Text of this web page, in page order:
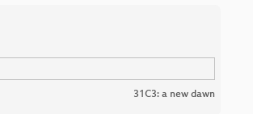
31C3: a new dawn